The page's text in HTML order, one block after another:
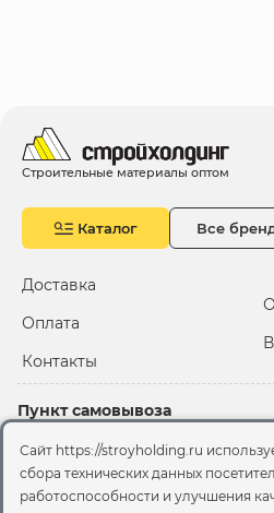
Строительные материалы оптом
Каталог Все
Доставка
Оплата
Контакты
Пункт самовывоза
2-й Иртышский проезд,
территория 2А стр.3
Сайт https://stroyholding.ru
сбора технических данных
работоспособности и улучшения